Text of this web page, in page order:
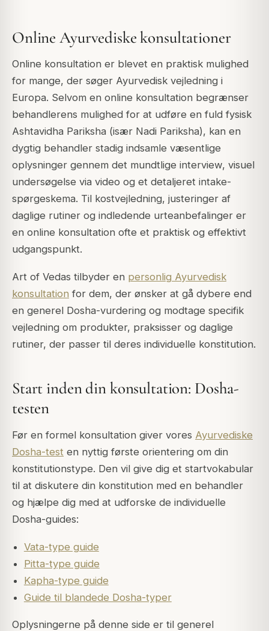
Online Ayurvediske konsultationer
Online konsultation er blevet en praktisk mulighed
for mange, der søger Ayurvedisk vejledning i
Europa. Selvom en online konsultation begrænser
behandlerens mulighed for at udføre en fuld fysisk
Ashtavidha Pariksha (især Nadi Pariksha), kan en
dygtig behandler stadig indsamle væsentlige
oplysninger gennem det mundtlige interview, visuel
undersøgelse via video og et detaljeret intake-
spørgeskema. Til kostvejledning, justeringer af
daglige rutiner og indledende urteanbefalinger er
en online konsultation ofte et praktisk og effektivt
udgangspunkt.
Art of Vedas tilbyder en personlig Ayurvedisk
konsultation for dem, der ønsker at gå dybere end
en generel Dosha-vurdering og modtage specifik
vejledning om produkter, praksisser og daglige
rutiner, der passer til deres individuelle konstitution.
Start inden din konsultation: Dosha-
testen
Før en formel konsultation giver vores Ayurvediske
Dosha-test en nyttig første orientering om din
konstitutionstype. Den vil give dig et startvokabular
til at diskutere din konstitution med en behandler
og hjælpe dig med at udforske de individuelle
Dosha-guides:
Vata-type guide
Pitta-type guide
Kapha-type guide
Guide til blandede Dosha-typer
Oplysningerne på denne side er til generel